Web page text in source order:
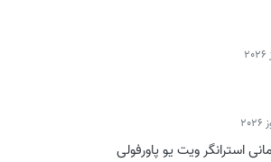
استرانگر ویت یو پاورفولی